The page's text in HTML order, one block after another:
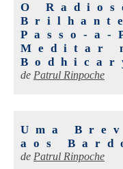
O
Passo-a-
Meditar
de Patrul Rinpoche
Uma
aos
de Patrul Rinpoche